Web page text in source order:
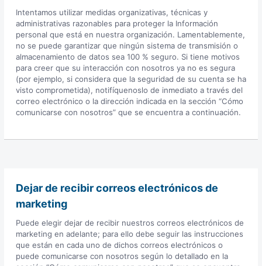
Intentamos utilizar medidas organizativas, técnicas y
administrativas razonables para proteger la Información
personal que está en nuestra organización. Lamentablemente,
no se puede garantizar que ningún sistema de transmisión o
almacenamiento de datos sea 100 % seguro. Si tiene motivos
para creer que su interacción con nosotros ya no es segura
(por ejemplo, si considera que la seguridad de su cuenta se ha
visto comprometida), notifíquenoslo de inmediato a través del
correo electrónico o la dirección indicada en la sección “Cómo
comunicarse con nosotros” que se encuentra a continuación.
Dejar de recibir correos electrónicos de
marketing
Puede elegir dejar de recibir nuestros correos electrónicos de
marketing en adelante; para ello debe seguir las instrucciones
que están en cada uno de dichos correos electrónicos o
puede comunicarse con nosotros según lo detallado en la